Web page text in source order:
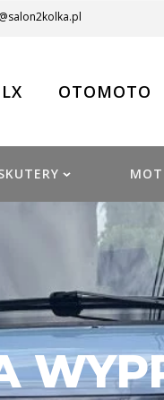
OTOMOTO